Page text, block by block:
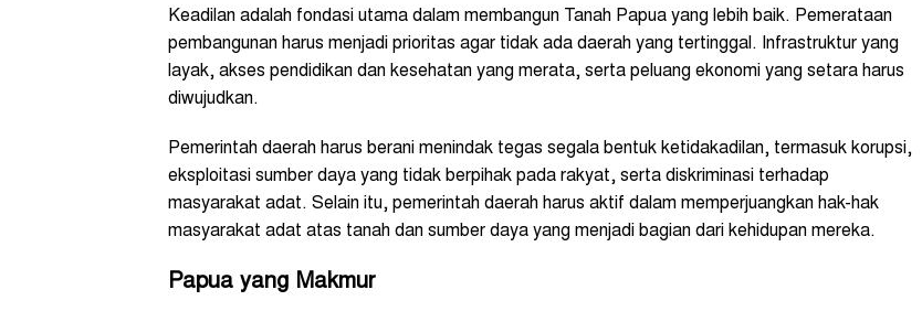
Keadilan adalah fondasi utama dalam membangun Tanah Papua yang lebih baik. Pemerataan
pembangunan harus menjadi prioritas agar tidak ada daerah yang tertinggal. Infrastruktur yang
layak, akses pendidikan dan kesehatan yang merata, serta peluang ekonomi yang setara harus
diwujudkan.
Pemerintah daerah harus berani menindak tegas segala bentuk ketidakadilan, termasuk korupsi,
eksploitasi sumber daya yang tidak berpihak pada rakyat, serta diskriminasi terhadap
masyarakat adat. Selain itu, pemerintah daerah harus aktif dalam memperjuangkan hak-hak
masyarakat adat atas tanah dan sumber daya yang menjadi bagian dari kehidupan mereka.
Papua yang Makmur